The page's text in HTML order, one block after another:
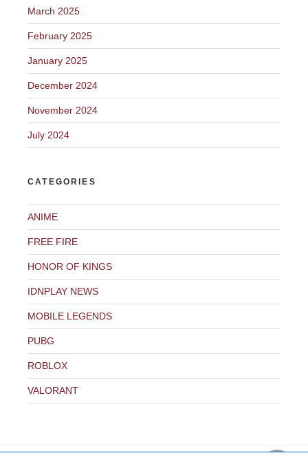
March 2025
February 2025
January 2025
December 2024
November 2024
July 2024
CATEGORIES
ANIME
FREE FIRE
HONOR OF KINGS
IDNPLAY NEWS
MOBILE LEGENDS
PUBG
ROBLOX
VALORANT